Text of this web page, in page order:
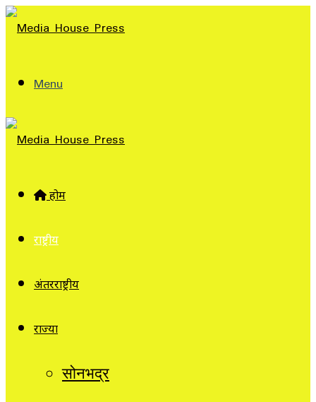
Menu
होम
राष्ट्रीय
अंतरराष्ट्रीय
राज्यों
सोनभद्र